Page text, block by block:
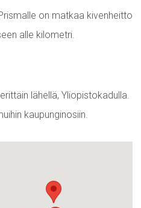
on matkaa kivenheitto
alle kilometri.
lähellä, Yliopistokadulla.
kaupunginosiin.